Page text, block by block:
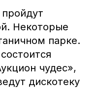
Некоторые
парке.
чудес»,
дискотеку